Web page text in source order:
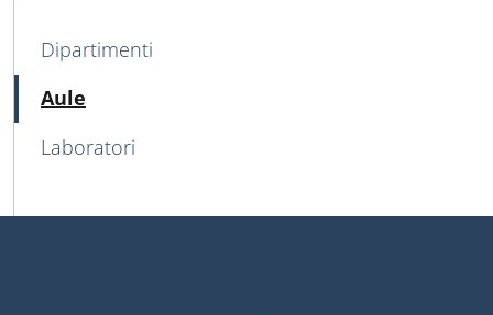
MENU CEV SECOND NAVIGATION
Dipartimenti
Aule
Laboratori